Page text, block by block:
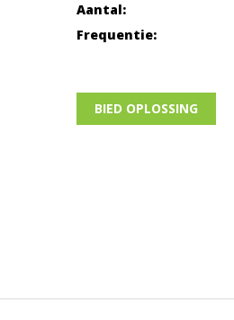
Aantal:
Frequentie:
BIED OPLOSSING